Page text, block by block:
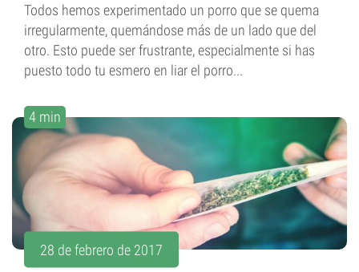
Todos hemos experimentado un porro que se quema
irregularmente, quemándose más de un lado que del
otro. Esto puede ser frustrante, especialmente si has
puesto todo tu esmero en liar el porro...
4 min
28 de febrero de 2017